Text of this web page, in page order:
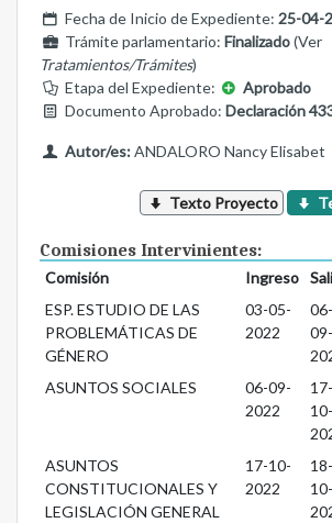
Fecha de Inicio de Expediente: 25-04-
Trámite parlamentario: Finalizado(Ver
Tratamientos/Trámites)
Etapa del Expediente:
Aprobado
Documento Aprobado: Declaración
Autor/es:ANDALORO Nancy Elisabet
Texto Proyecto
Comisiones Intervinientes:
Comisión Ingreso
ESP. ESTUDIO DE LAS
PROBLEMÁTICAS DE
GÉNERO
03-05-
2022
06-
09-
ASUNTOS SOCIALES
06-09-
2022
17-
10-
ASUNTOS
CONSTITUCIONALES Y
LEGISLACIÓN GENERAL
17-10-
2022
18-
10-